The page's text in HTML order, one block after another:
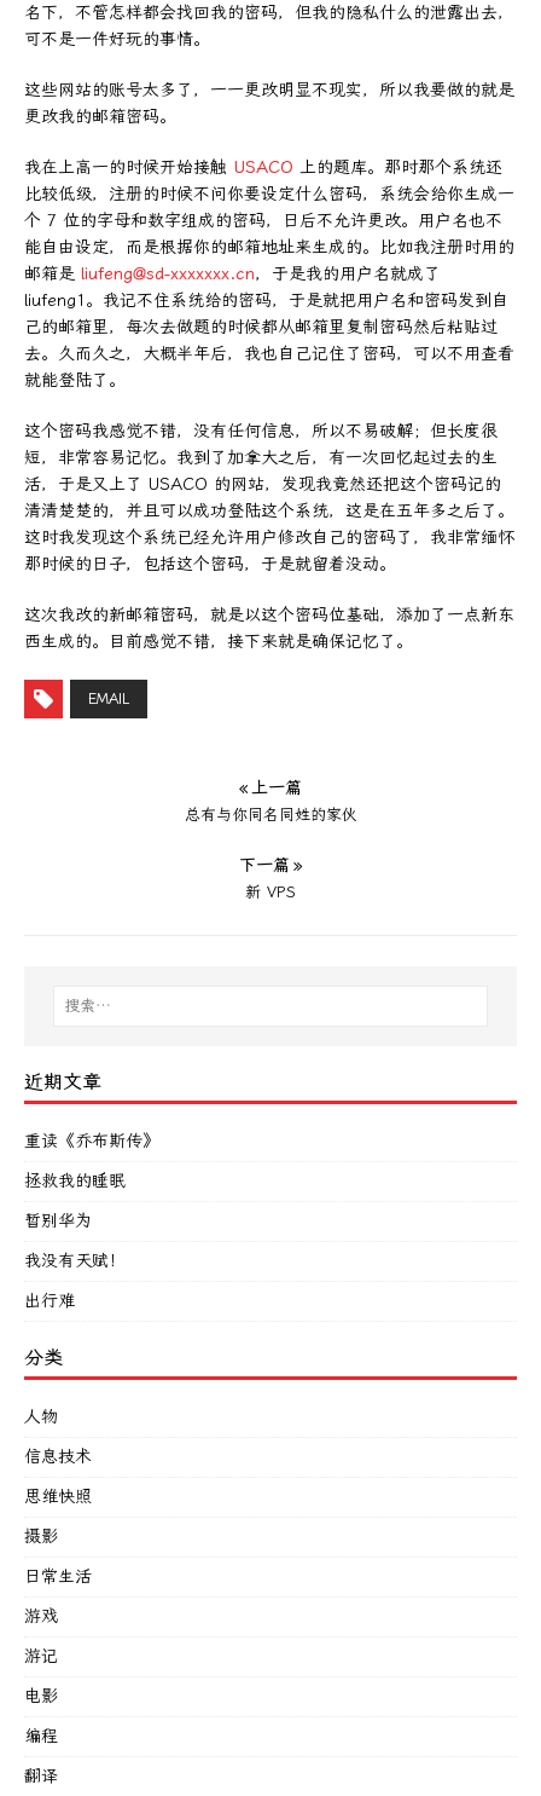
名下，不管怎样都会找回我的密码，但我的隐私什么的泄露出去，
可不是一件好玩的事情。
这些网站的账号太多了，一一更改明显不现实，所以我要做的就是
更改我的邮箱密码。
我在上高一的时候开始接触 USACO 上的题库。那时那个系统还
比较低级，注册的时候不问你要设定什么密码，系统会给你生成一
个 7 位的字母和数字组成的密码，日后不允许更改。用户名也不
能自由设定，而是根据你的邮箱地址来生成的。比如我注册时用的
邮箱是 liufeng@sd-xxxxxxx.cn，于是我的用户名就成了
liufeng1。我记不住系统给的密码，于是就把用户名和密码发到自
己的邮箱里，每次去做题的时候都从邮箱里复制密码然后粘贴过
去。久而久之，大概半年后，我也自己记住了密码，可以不用查看
就能登陆了。
这个密码我感觉不错，没有任何信息，所以不易破解；但长度很
短，非常容易记忆。我到了加拿大之后，有一次回忆起过去的生
活，于是又上了 USACO 的网站，发现我竟然还把这个密码记的
清清楚楚的，并且可以成功登陆这个系统，这是在五年多之后了。
这时我发现这个系统已经允许用户修改自己的密码了，我非常缅怀
那时候的日子，包括这个密码，于是就留着没动。
这次我改的新邮箱密码，就是以这个密码位基础，添加了一点新东
西生成的。目前感觉不错，接下来就是确保记忆了。
EMAIL
« 上一篇
总有与你同名同姓的家伙
下一篇 »
新 VPS
近期文章
重读《乔布斯传》
拯救我的睡眠
暂别华为
我没有天赋！
出行难
分类
人物
信息技术
思维快照
摄影
日常生活
游戏
游记
电影
编程
翻译